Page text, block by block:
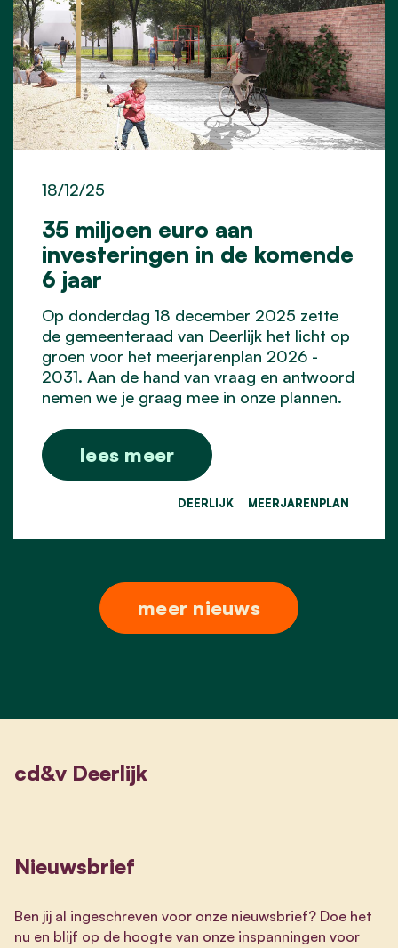
35 miljoen euro aan
investeringen in de komende
6 jaar
18/12/25
Op donderdag 18 december 2025 zette
de gemeenteraad van Deerlijk het licht op
groen voor het meerjarenplan 2026 -
2031. Aan de hand van vraag en antwoord
nemen we je graag mee in onze plannen.
lees meer
DEERLIJK MEERJARENPLAN
meer nieuws
cd&v Deerlijk
Nieuwsbrief
Ben jij al ingeschreven voor onze nieuwsbrief? Doe het
nu en blijf op de hoogte van onze inspanningen voor